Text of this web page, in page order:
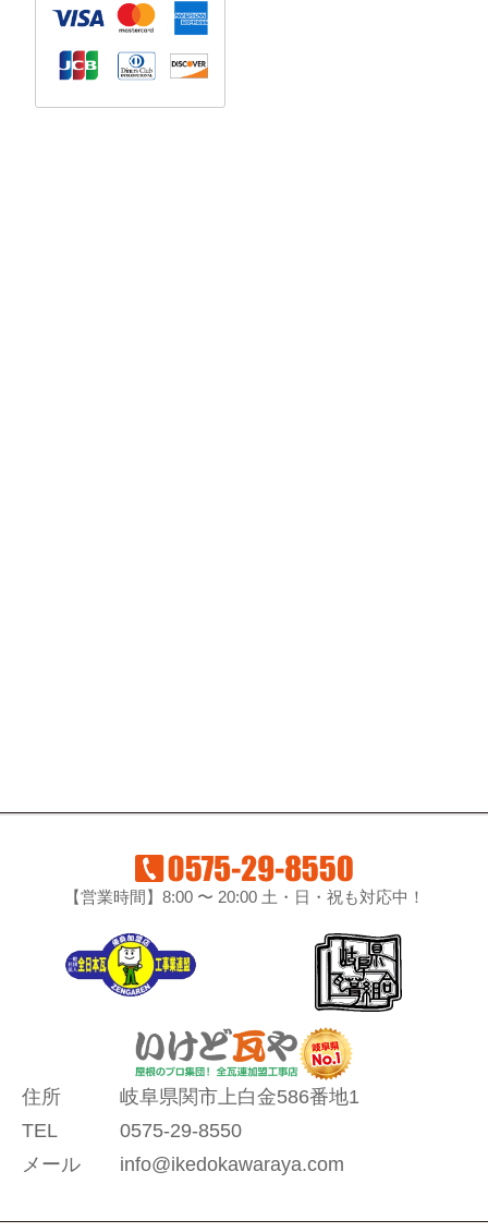
【営業時間】8:00 〜 20:00 土・日・祝も対応中！
住所
岐阜県関市上白金586番地1
TEL
0575-29-8550
メール
info@ikedokawaraya.com